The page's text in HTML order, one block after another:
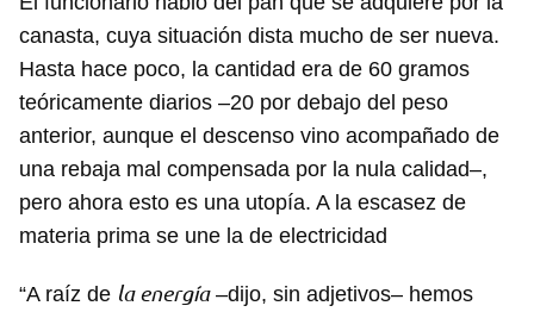
canasta, cuya situación dista mucho de ser nueva.
Hasta hace poco, la cantidad era de 60 gramos
teóricamente diarios –20 por debajo del peso
anterior, aunque el descenso vino acompañado de
una rebaja mal compensada por la nula calidad–,
pero ahora esto es una utopía. A la escasez de
materia prima se une la de electricidad
“A raíz de la energía–dijo, sin adjetivos– hemos